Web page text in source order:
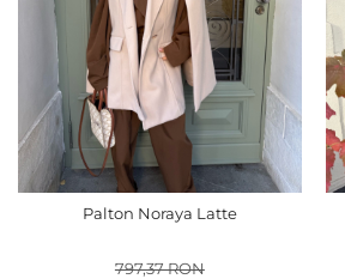
Palton Noraya Latte
797,37 RON